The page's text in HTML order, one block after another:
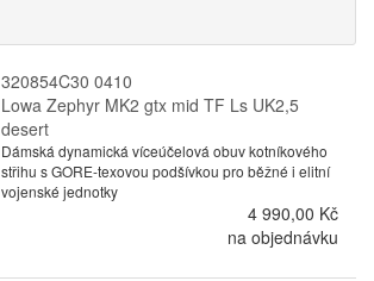
320854C30 0410
Lowa Zephyr MK2 gtx mid TF Ls UK2,5
desert
Dámská dynamická víceúčelová obuv kotníkového
střihu s GORE-texovou podšívkou pro běžné i elitní
vojenské jednotky
4 990,00 Kč
na objednávku